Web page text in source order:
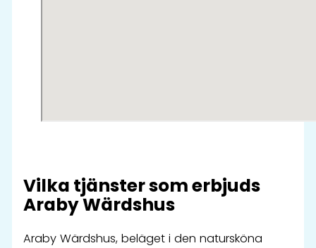
Vilka tjänster som erbjuds
Araby Wärdshus
Araby Wärdshus, beläget i den natursköna